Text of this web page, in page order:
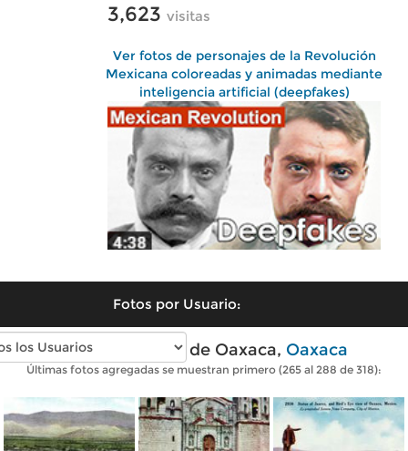
3,623 visitas
Ver fotos de personajes de la Revolución
Mexicana coloreadas y animadas mediante
inteligencia artificial (deepfakes)
Fotos por Usuario:
Fotos antiguas de Oaxaca, Oaxaca
Últimas fotos agregadas se muestran primero (265 al 288 de 318):